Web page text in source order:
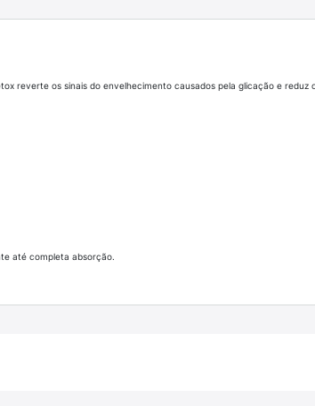
reverte os sinais do envelhecimento causados pela glicação e reduz
até completa absorção.